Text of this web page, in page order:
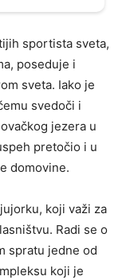
sportista sveta,
poseduje i
sveta. Iako je
svedoči i
jezera u
pretočio i u
domovine.
koji važi za
Radi se o
spratu jedne od
koji je